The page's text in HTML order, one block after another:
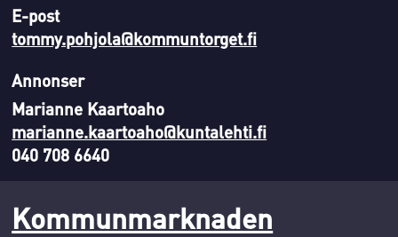
E-post
tommy.pohjola@kommuntorget.fi
Annonser
Marianne Kaartoaho
marianne.kaartoaho@kuntalehti.fi
040 708 6640
Kommunmarknaden